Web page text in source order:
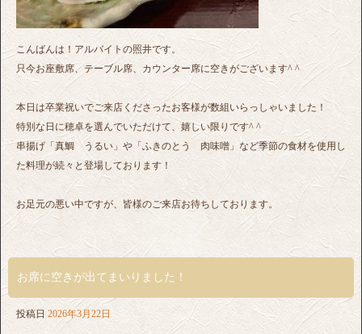
こんばんは！アルバイトの照井です。
只今お座敷席、テーブル席、カウンター席に空きがございます^ ^
本日は卒業祝いでご来店くださったお客様が数組いらっしゃいました！
特別な日に穂卓を選んでいただけて、嬉しい限りです^ ^
串揚げ「真鯛 うるい」や「ふきのとう 肉味噌」など季節の食材を使用し
た料理が続々と登場しております！
お足元の悪い中ですが、皆様のご来店お待ちしております。
お席に空きが出てまいりました！
投稿日 2026年3月22日